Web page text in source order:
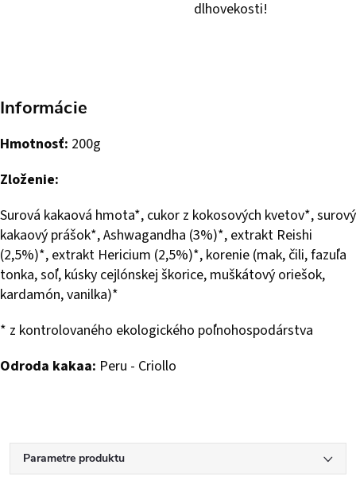
dlhovekosti!
Informácie
Hmotnosť: 200g
Zloženie:
Surová kakaová hmota*, cukor z kokosových kvetov*, surový
kakaový prášok*, Ashwagandha (3%)*, extrakt Reishi
(2,5%)*, extrakt Hericium (2,5%)*, korenie (mak, čili, fazuľa
tonka, soľ, kúsky cejlónskej škorice, muškátový oriešok,
kardamón, vanilka)*
* z kontrolovaného ekologického poľnohospodárstva
Odroda kakaa: Peru - Criollo
Parametre produktu